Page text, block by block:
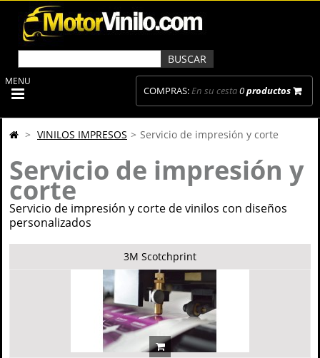
COMPRAS:En su cesta0productos
MENU
> VINILOS IMPRESOS > Servicio de impresión y corte
Servicio de impresión y
corte
Servicio de impresión y corte de vinilos con diseños
personalizados
3M Scotchprint